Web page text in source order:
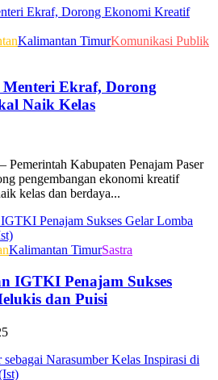
Kalimantan TimurKomunikasi Publik
Ekraf, Dorong
Naik Kelas
Kabupaten Penajam Paser
pengembangan ekonomi kreatif
kelas dan berdaya...
Kalimantan TimurSastra
IGTKI Penajam Sukses
dan Puisi